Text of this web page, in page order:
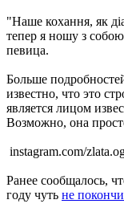
"Наше кохання, як
тепер я ношу з
певица.
Больше
известно, что это
является лицом
Возможно, она
instagram.com/
Ранее сообщалось,
году чуть не